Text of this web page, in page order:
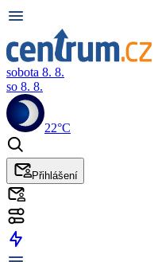
sobota 8. 8.
so 8. 8.
22°C
Přihlášení